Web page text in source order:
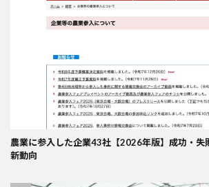
農業に参入した企業43社【2026年版】成功・失
新動向